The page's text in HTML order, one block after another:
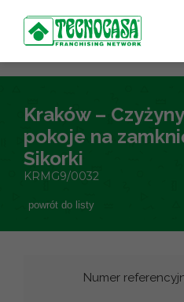
Kraków –
pokoje na
Sikorki
KRMG9/0032
powrót do listy
Numer